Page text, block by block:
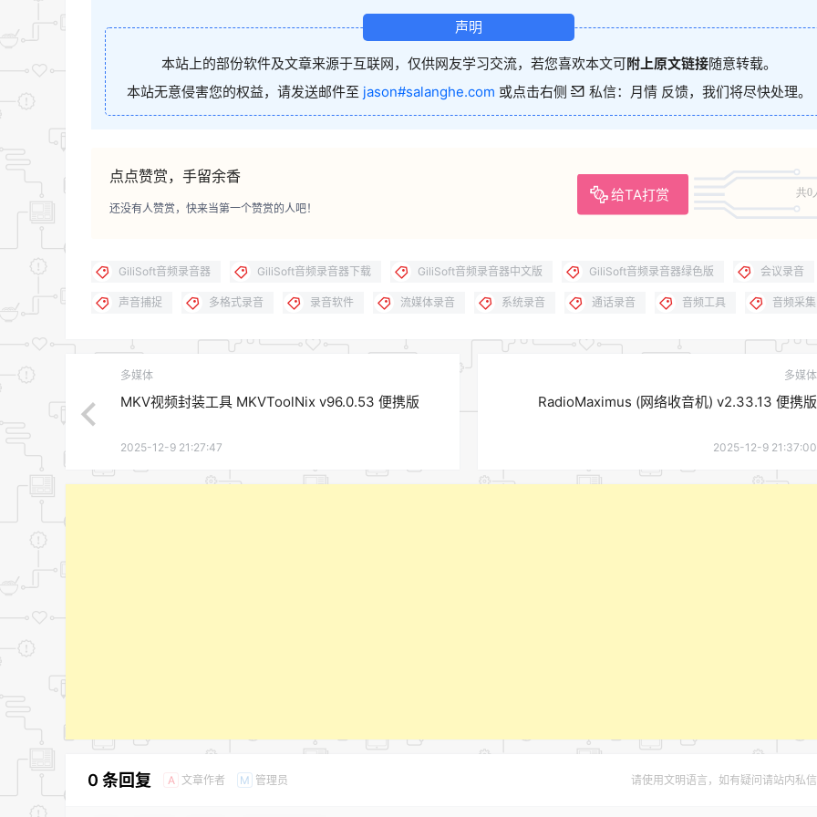
声明
本站上的部份软件及文章来源于互联网，仅供网友学习交流，若您喜欢本文可附上原文链接随意转载。
本站无意侵害您的权益，请发送邮件至 jason#salanghe.com 或点击右侧 私信：月情 反馈，我们将尽快处理。
点点赞赏，手留余香
给TA打赏 共0
还没有人赞赏，快来当第一个赞赏的人吧！
GiliSoft音频录音器 GiliSoft音频录音器下载 GiliSoft音频录音器中文版 GiliSoft音频录音器绿色版 会议录音
声音捕捉 多格式录音 录音软件 流媒体录音 系统录音 通话录音 音频工具 音频采集
多媒体
MKV视频封装工具 MKVToolNix v96.0.53 便携版
2025-12-9 21:27:47
多媒体
RadioMaximus (网络收音机) v2.33.13 便携版
2025-12-9 21:37:00
0 条回复 A 文章作者 M 管理员 请使用文明语言，如有疑问请站内私